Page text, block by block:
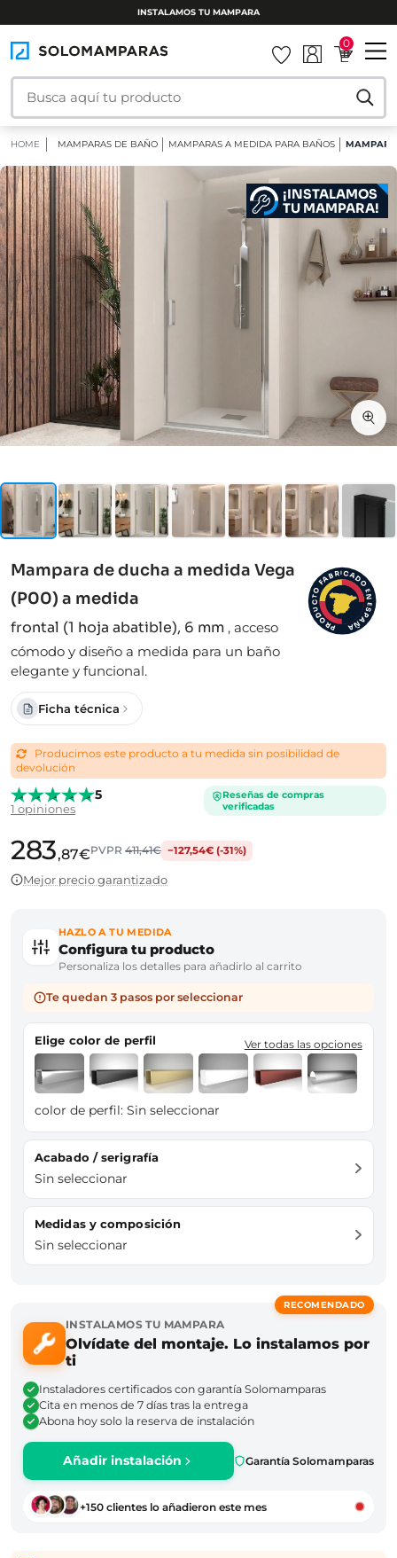
INSTALAMOS TU MAMPARA
0
HOME MAMPARAS DE BAÑO MAMPARAS A MEDIDA PARA BAÑOS
¡INSTALAMOS
TU MAMPARA!
Mampara de ducha a medida Vega
(P00) a medida
frontal (1 hoja abatible), 6 mm , acceso
cómodo y diseño a medida para un baño
elegante y funcional.
P
R
O
D
U
C
T
O
FABRICADO
E
N
E
S
P
A
Ñ
A
Ficha técnica
Producimos este producto a tu medida sin posibilidad de
devolución
5
1 opiniones
Reseñas de compras
verificadas
283,87€PVPR411,41€ −127,54€ (-31%)
Mejor precio garantizado
HAZLO A TU MEDIDA
Configura tu producto
Personaliza los detalles para añadirlo al carrito
Te quedan 3 pasos por seleccionar
Elige color de perfil Ver todas las opciones
color de perfil: Sin seleccionar
Acabado / serigrafía
Sin seleccionar
Medidas y composición
Sin seleccionar
RECOMENDADO
INSTALAMOS TU MAMPARA
Olvídate del montaje. Lo instalamos por
ti
Instaladores certificados con garantía Solomamparas
Cita en menos de 7 días tras la entrega
Abona hoy solo la reserva de instalación
Añadir instalación Garantía Solomamparas
+150 clientes lo añadieron este mes